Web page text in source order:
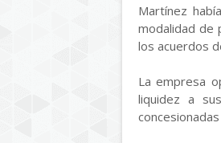
Martínez
modalidad de
los acuerdos
La empresa
liquidez a